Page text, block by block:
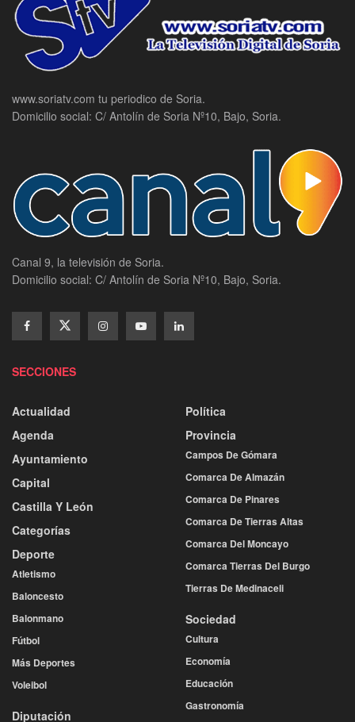
www.soriatv.com tu periodico de Soria.
Domicilio social: C/ Antolín de Soria Nº10, Bajo, Soria.
Canal 9, la televisión de Soria.
Domicilio social: C/ Antolín de Soria Nº10, Bajo, Soria.
SECCIONES
Actualidad
Agenda
Ayuntamiento
Capital
Castilla Y León
Categorías
Deporte
Atletismo
Baloncesto
Balonmano
Fútbol
Más Deportes
Voleibol
Diputación
Política
Provincia
Campos De Gómara
Comarca De Almazán
Comarca De Pinares
Comarca De Tierras Altas
Comarca Del Moncayo
Comarca Tierras Del Burgo
Tierras De Medinaceli
Sociedad
Cultura
Economía
Educación
Gastronomía